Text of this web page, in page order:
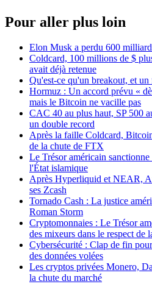
Pour aller plus loin
Elon Musk a perdu 600
Coldcard, 100 millions de $
avait déjà retenue
Qu'est-ce qu'un breakout, et
Hormuz : Un accord prévu «
mais le Bitcoin ne vacille pas
CAC 40 au plus haut, SP 500
un double record
Après la faille Coldcard,
de la chute de FTX
Le Trésor américain
l'État islamique
Après Hyperliquid et NEAR,
ses Zcash
Tornado Cash : La justice
Roman Storm
Cryptomonnaies : Le Trésor
des mixeurs dans le respect de
Cybersécurité : Clap de fin
des données volées
Les cryptos privées Monero,
la chute du marché